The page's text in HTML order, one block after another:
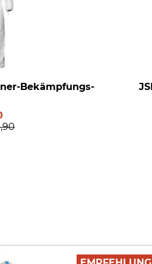
Bekämpfungs-